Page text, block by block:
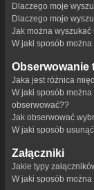
Dlaczego moje
Dlaczego moje
Jak można
W jaki sposób
Obserwowanie
Jaka jest różnica
W jaki sposób
obserwować??
Jak obserwować
W jaki sposób
Załączniki
Jakie typy
W jaki sposób